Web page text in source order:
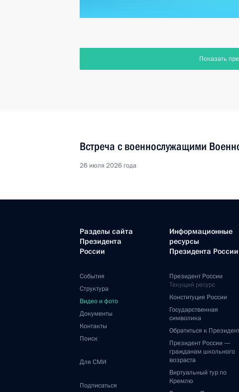
Показать
Встреча с военнослужащими
26 июля 2026 года
Разделы сайта
Президента
России
События
Структура
Видео и фото
Документы
Контакты
Поиск
Для СМИ
Подписаться
Информационные
ресурсы
Президента России
Президент России
Текущий ресурс
Конституция России
Государственная
символика
Обратиться к
Президент России —
гражданам школьного
возраста
Виртуальный тур по
Кремлю